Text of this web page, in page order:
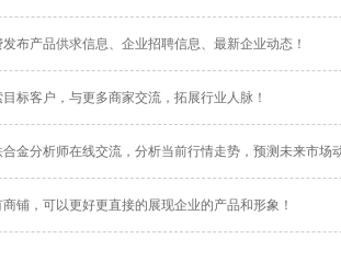
发布产品供求信息、企业招聘信息、最新企业动态！
目标客户，与更多商家交流，拓展行业人脉！
合金分析师在线交流，分析当前行情走势，预测未来市场
商铺，可以更好更直接的展现企业的产品和形象！